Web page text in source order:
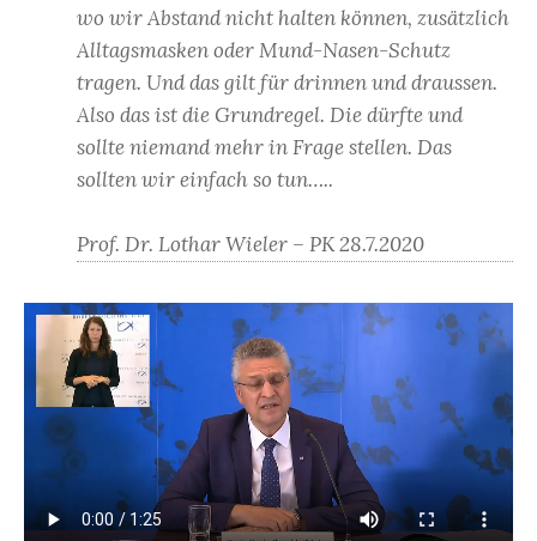
wo wir Abstand nicht halten können, zusätzlich
Alltagsmasken oder Mund-Nasen-Schutz
tragen. Und das gilt für drinnen und draussen.
Also das ist die Grundregel. Die dürfte und
sollte niemand mehr in Frage stellen. Das
sollten wir einfach so tun…..
Prof. Dr. Lothar Wieler – PK 28.7.2020